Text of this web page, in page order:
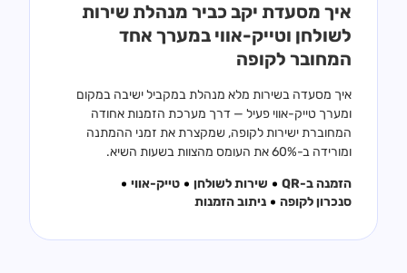
איך מסעדת יקב כביר מנהלת שירות
לשולחן וטייק-אווי במערך אחד
המחובר לקופה
איך מסעדה בשירות מלא מנהלת במקביל ישיבה במקום
ומערך טייק-אווי פעיל — דרך מערכת הזמנות אחודה
המחוברת ישירות לקופה, שמקצרת את זמני ההמתנה
ומורידה ב-60% את העומס מהצוות בשעות השיא.
הזמנה ב-QR שירות לשולחן
טייק-אווי
סנכרון לקופה
ניתוב הזמנות